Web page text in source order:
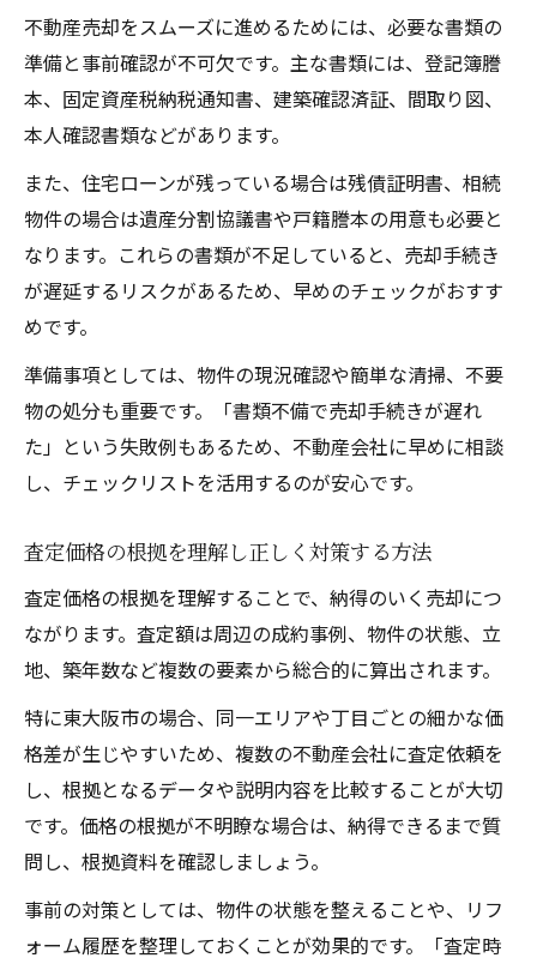
不動産売却をスムーズに進めるためには、必要な書類の
準備と事前確認が不可欠です。主な書類には、登記簿謄
本、固定資産税納税通知書、建築確認済証、間取り図、
本人確認書類などがあります。
また、住宅ローンが残っている場合は残債証明書、相続
物件の場合は遺産分割協議書や戸籍謄本の用意も必要と
なります。これらの書類が不足していると、売却手続き
が遅延するリスクがあるため、早めのチェックがおすす
めです。
準備事項としては、物件の現況確認や簡単な清掃、不要
物の処分も重要です。「書類不備で売却手続きが遅れ
た」という失敗例もあるため、不動産会社に早めに相談
し、チェックリストを活用するのが安心です。
査定価格の根拠を理解し正しく対策する方法
査定価格の根拠を理解することで、納得のいく売却につ
ながります。査定額は周辺の成約事例、物件の状態、立
地、築年数など複数の要素から総合的に算出されます。
特に東大阪市の場合、同一エリアや丁目ごとの細かな価
格差が生じやすいため、複数の不動産会社に査定依頼を
し、根拠となるデータや説明内容を比較することが大切
です。価格の根拠が不明瞭な場合は、納得できるまで質
問し、根拠資料を確認しましょう。
事前の対策としては、物件の状態を整えることや、リフ
ォーム履歴を整理しておくことが効果的です。「査定時